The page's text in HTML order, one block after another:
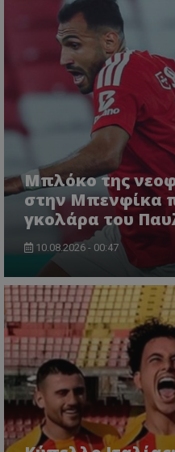
Μπλόκο της
στην Μπενφίκα
γκολάρα του
10.08.2026 - 00:47